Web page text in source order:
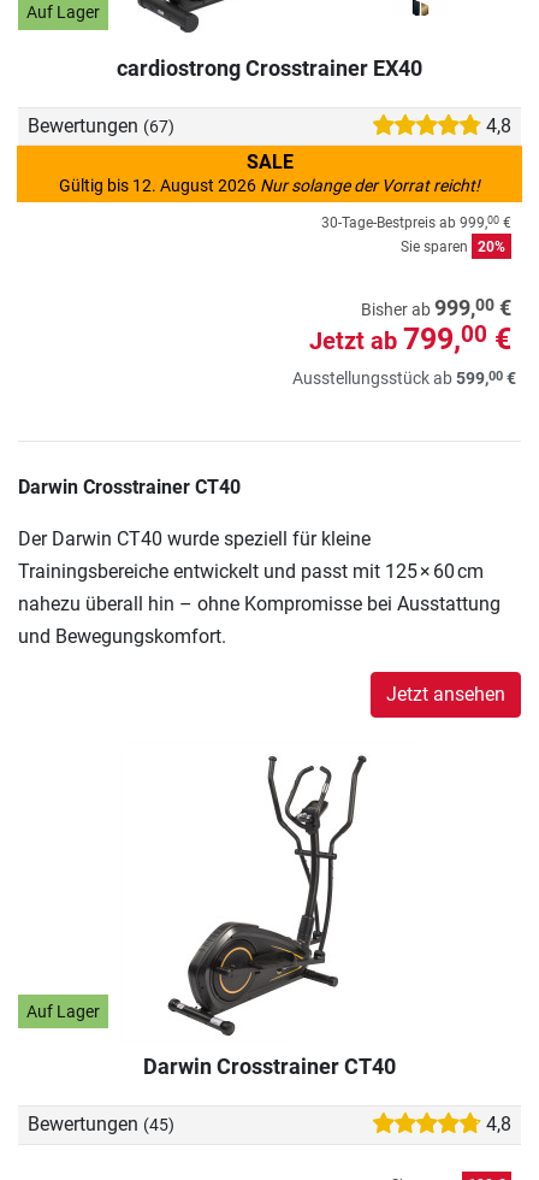
Auf Lager
cardiostrong Crosstrainer EX40
Bewertungen (67)
4,8
SALE
Gültig bis 12. August 2026 Nur solange der Vorrat reicht!
30-Tage-Bestpreis ab 999,00 €
Sie sparen
20%
Bisher ab999,00 €
Jetzt ab 799,00 €
Ausstellungsstück ab599,00 €
Auf Lager
Darwin Crosstrainer CT40
Bewertungen (45) 4,8
Darwin Crosstrainer CT40
Der Darwin CT40 wurde speziell für kleine
Trainingsbereiche entwickelt und passt mit 125 × 60 cm
nahezu überall hin – ohne Kompromisse bei Ausstattung
und Bewegungskomfort.
Jetzt ansehen